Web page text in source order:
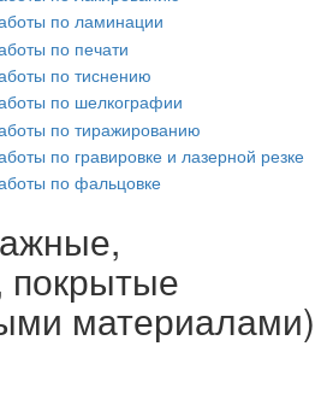
по ламинации
по печати
по тиснению
по шелкографии
по тиражированию
по гравировке и лазерной резке
по фальцовке
покрытые
материалами)